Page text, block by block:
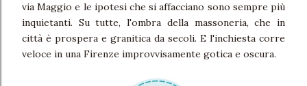
via Maggio e le ipotesi che si affacciano sono sempre più
inquietanti. Su tutte, l'ombra della massoneria, che in
città è prospera e granitica da secoli. E l'inchiesta corre
veloce in una Firenze improvvisamente gotica e oscura.